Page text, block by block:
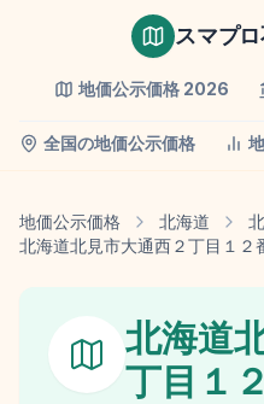
スマプ
地価公示価格 2026
全国の地価公示価格
地価公示価格 北海道
北海道北見市大通西２丁目１２
北海道
丁目１